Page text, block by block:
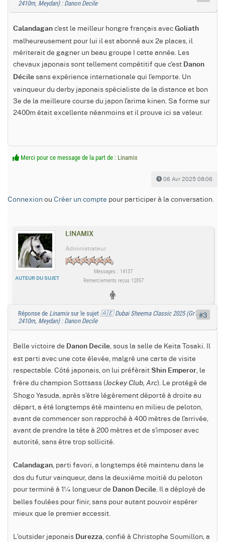
2410m, Meydan) : Danon Decile
Calandagan c'est le meilleur hongre français avec Goliath
malheureusement pour lui il est abonné aux 2e places, il
mériterait de gagner un beau groupe I cette année. Les
chevaux japonais sont tellement compétitif que c'est Danon
Décile sans expérience internationale qui l'emporte. Un
vainqueur du derby japonais spécialiste de la distance et bon
3e de la meilleure course du japon l'arima kinen. Sa forme sur
2400m était excellente néanmoins et il prouve ici sa valeur.
Merci pour ce message de la part de : Linamix
06 Avr 2025 08:06
Connexion ou Créer un compte pour participer à la conversation.
LINAMIX
AUTEUR DU SUJET
Administrateur
Messages : 14137
Remerciements reçus 12857
Réponse de Linamixsur le sujet 🇦🇪 Dubai Sheema Classic 2025 (Gr1,
2410m, Meydan) : Danon Decile
Belle victoire de Danon Decile, sous la selle de Keita Tosaki. Il
est parti avec une cote élevée, malgré une carte de visite
respectable. Côté japonais, on lui préfèrait Shin Emperor, le
frère du champion Sottsass (Jockey Club, Arc). Le protégé de
Shogo Yasuda, après s'être légèrement déporté à droite au
départ, a été longtemps été maintenu en milieu de peloton,
avant de commencer son rapproché à 400 mètres de l'arrivée,
avant de prendre la tête à 200 mètres et de s'imposer avec
autorité, sans être trop sollicité.
Calandagan, parti favori, a longtemps été maintenu dans le
dos du futur vainqueur, dans la deuxième moitié du peloton
pour terminé à 1¼ longueur de Danon Decile. Il a déployé de
belles foulées pour finir, sans pour autant pouvoir espérer
mieux que le premier accessit.
L'outsider japonais Durezza, confié à Christophe Soumillon, a
#3